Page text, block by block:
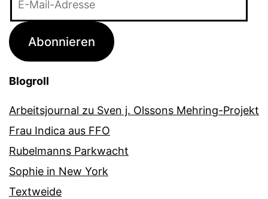
Adresse
Abonnieren
Blogroll
Arbeitsjournal zu Sven j. Olssons Mehring-Projekt
Frau Indica aus FFO
Rubelmanns Parkwacht
Sophie in New York
Textweide